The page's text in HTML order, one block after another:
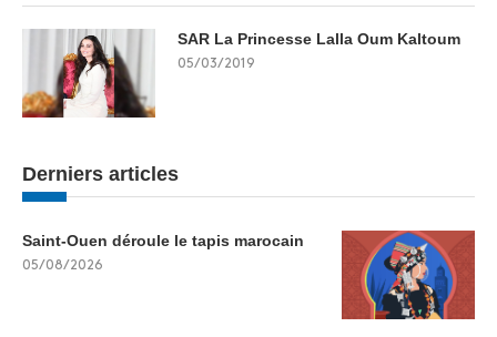
SAR La Princesse Lalla Oum Kaltoum
05/03/2019
Derniers articles
Saint-Ouen déroule le tapis marocain
05/08/2026